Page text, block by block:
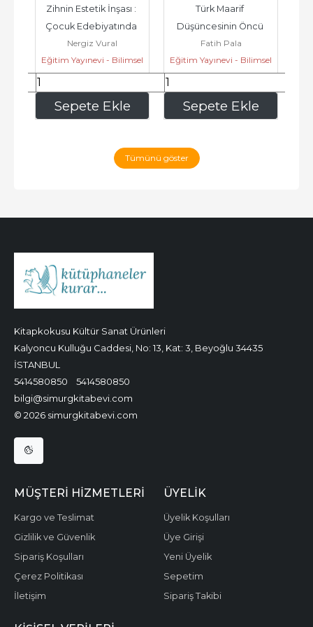
Sepete Ekle
Zihnin Estetik İnşası :
Çocuk Edebiyatında
Anlatı Psikolojisi ve
İmgelem -
Nergiz Vural
Eğitim Yayınevi - Bilimsel
Eserler
337,50 Sepete Ekle
Türk Maarif
Düşüncesinin Öncü
Şahsiyetleri : Eğitim
Düşüncesinden...
Fatih Pala
Eğitim Yayınevi - Bilimsel
Eserler
360,00
Tümünü göster
Kitapkokusu Kültür Sanat Ürünleri
Kalyoncu Kulluğu Caddesi, No: 13, Kat: 3, Beyoğlu 34435
İSTANBUL
5414580850
5414580850
bilgi@simurgkitabevi.com
© 2026 simurgkitabevi.com
MÜŞTERI HIZMETLERI
Kargo ve Teslimat
Gizlilik ve Güvenlik
Sipariş Koşulları
Çerez Politikası
İletişim
ÜYELIK
Üyelik Koşulları
Üye Girişi
Yeni Üyelik
Sepetim
Sipariş Takibi